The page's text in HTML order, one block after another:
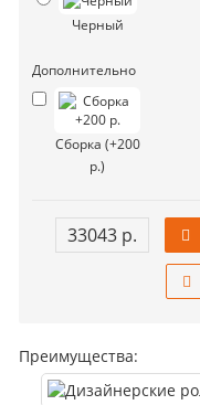
Черный
Дополнительно
Сборка (+200
р.)
33043 р.
Преимущества: